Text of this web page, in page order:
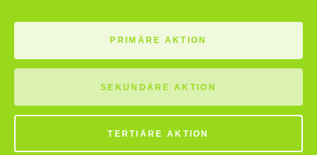
PRIMÄRE AKTION
SEKUNDÄRE AKTION
TERTIÄRE AKTION